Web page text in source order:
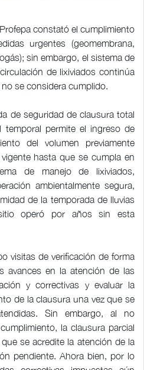
constató el cumplimiento
urgentes (geomembrana,
sin embargo, el sistema de
de lixiviados continúa
se considera cumplido.
de seguridad de clausura total
temporal permite el ingreso de
del volumen previamente
hasta que se cumpla en
de manejo de lixiviados,
ambientalmente segura,
de la temporada de lluvias
operó por años sin esta
visitas de verificación de forma
avances en la atención de las
y correctivas y evaluar la
de la clausura una vez que se
Sin embargo, al no
la clausura parcial
se acredite la atención de la
pendiente. Ahora bien, por lo